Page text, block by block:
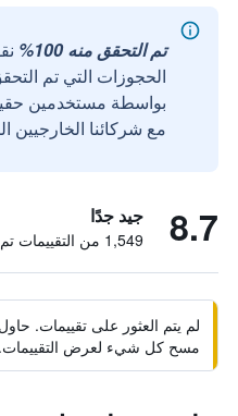
تم التحقق منه 100%
الحجوزات التي تم
مع شركائنا الخارجيين
8.7 جيد جدًا
1,549 من التقييمات تم التحقق منها
لم يتم العثور على تقييمات.
مسح كل شيء لعرض التقييمات.